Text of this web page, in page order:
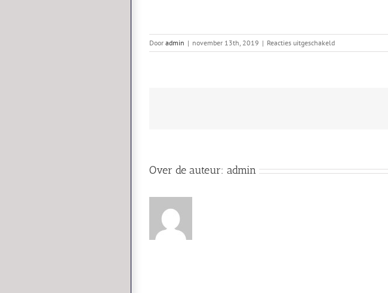
Door admin | november 13th, 2019 | Reacties uitgeschakeldvoor
2011
Over de auteur: admin